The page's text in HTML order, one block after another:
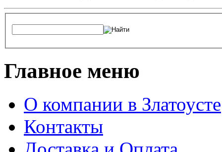
Главное меню
О компании в Златоусте
Контакты